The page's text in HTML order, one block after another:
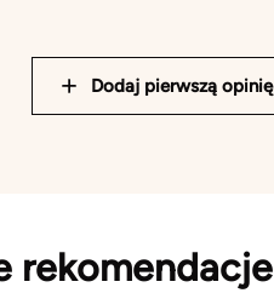
Dodaj pierwszą opinię
rekomendacje